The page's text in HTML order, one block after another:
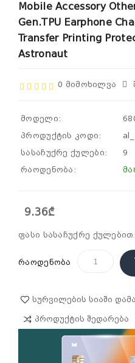
Mobile Accessory
Gen.TPU Earphone
Transfer Printing
Astronaut
0 Მიმოხილვა
მოდელი:
პროდუქტის კოდი:
სასაჩუქრე ქულები:
9
რაოდენობა:
9.36₾
ფასი სასაჩუქრე
რაოდენობა
Სურვილების Სიაში
Პროდუქტის Შედარება